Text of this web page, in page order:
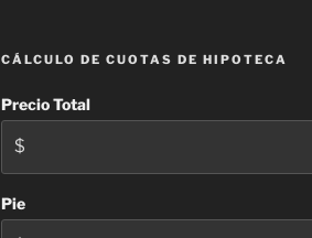
CÁLCULO DE CUOTAS DE HIPOTECA
Precio Total
Pie